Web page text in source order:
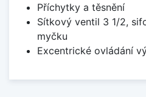
Příchytky a těsnění
Sítkový ventil 3 1/2,
myčku
Excentrické ovládání